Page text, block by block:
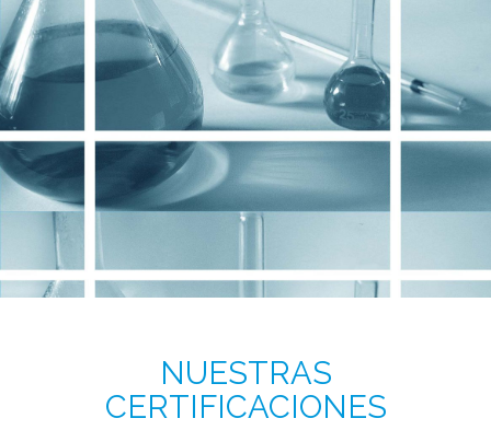
NUESTRAS
CERTIFICACIONES